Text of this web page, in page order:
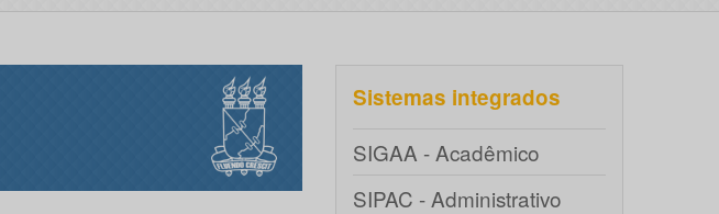
Sistemas integrados
SIGAA - Acadêmico
SIPAC - Administrativo